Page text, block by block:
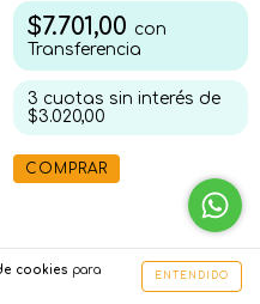
cookies para
ENTENDIDO
$7.701,00 con
Transferencia
3 cuotas sin interés de
$3.020,00
COMPRAR